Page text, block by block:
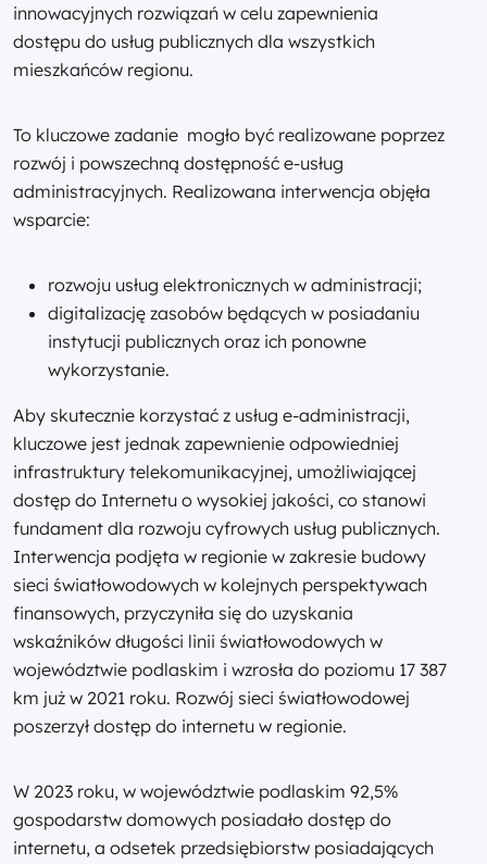
innowacyjnych rozwiązań w celu zapewnienia
dostępu do usług publicznych dla wszystkich
mieszkańców regionu.
To kluczowe zadanie mogło być realizowane poprzez
rozwój i powszechną dostępność e-usług
administracyjnych. Realizowana interwencja objęła
wsparcie:
rozwoju usług elektronicznych w administracji;
digitalizację zasobów będących w posiadaniu
instytucji publicznych oraz ich ponowne
wykorzystanie.
Aby skutecznie korzystać z usług e-administracji,
kluczowe jest jednak zapewnienie odpowiedniej
infrastruktury telekomunikacyjnej, umożliwiającej
dostęp do Internetu o wysokiej jakości, co stanowi
fundament dla rozwoju cyfrowych usług publicznych.
Interwencja podjęta w regionie w zakresie budowy
sieci światłowodowych w kolejnych perspektywach
finansowych, przyczyniła się do uzyskania
wskaźników długości linii światłowodowych w
województwie podlaskim i wzrosła do poziomu 17 387
km już w 2021 roku. Rozwój sieci światłowodowej
poszerzył dostęp do internetu w regionie.
W 2023 roku, w województwie podlaskim 92,5%
gospodarstw domowych posiadało dostęp do
internetu, a odsetek przedsiębiorstw posiadających